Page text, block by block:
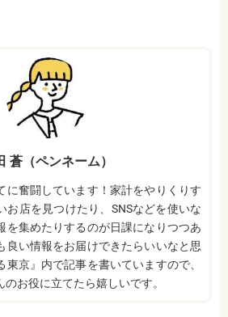
蒼（ペンネーム）
に奮闘しています！家計をやりくりす
お店を見つけたり、SNSなどを使いな
を集めたりするのが日課になりつつあ
良い情報をお届けできたらいいなと思
東京』内で記事を書いていますので、
お役に立てたら嬉しいです。